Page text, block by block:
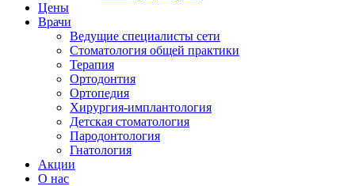
Цены
Врачи
Ведущие специалисты сети
Стоматология общей практики
Терапия
Ортодонтия
Ортопедия
Хирургия-имплантология
Детская стоматология
Пародонтология
Гнатология
Акции
О нас